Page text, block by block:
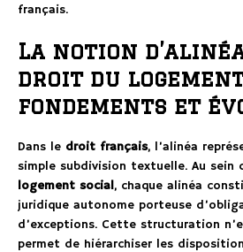
français.
La notion
droit du
fondements et
Dans le droit français, l’alinéa
simple subdivision textuelle. Au
logement social, chaque alinéa
juridique autonome porteuse
d’exceptions. Cette structuration
permet de hiérarchiser les